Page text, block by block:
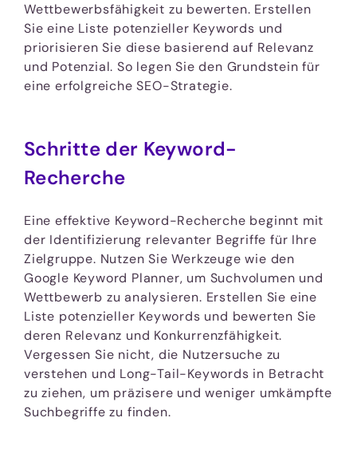
Wettbewerbsfähigkeit zu bewerten. Erstellen
Sie eine Liste potenzieller Keywords und
priorisieren Sie diese basierend auf Relevanz
und Potenzial. So legen Sie den Grundstein für
eine erfolgreiche SEO-Strategie.
Schritte der Keyword-
Recherche
Eine effektive Keyword-Recherche beginnt mit
der Identifizierung relevanter Begriffe für Ihre
Zielgruppe. Nutzen Sie Werkzeuge wie den
Google Keyword Planner, um Suchvolumen und
Wettbewerb zu analysieren. Erstellen Sie eine
Liste potenzieller Keywords und bewerten Sie
deren Relevanz und Konkurrenzfähigkeit.
Vergessen Sie nicht, die Nutzersuche zu
verstehen und Long-Tail-Keywords in Betracht
zu ziehen, um präzisere und weniger umkämpfte
Suchbegriffe zu finden.